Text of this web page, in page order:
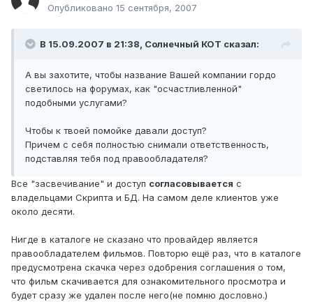
Опубликовано 15 сентября, 2007
В 15.09.2007 в 21:38, Солнечный КОТ сказал:
А вы захотите, чтобы название Вашей компании гордо
светилось на форумах, как "осчастливленной"
подобными услугами?
Чтобы к твоей помойке давали доступ?
Причем с себя полностью снимали ответственность,
подставляя тебя под правообладателя?
Все "засвечивание" и доступ согласовывается с
владельцами Скрипта и БД. На самом деле клиентов уже
около десяти.
Нигде в каталоге не сказано что провайдер является
правообладателем фильмов. Повторю ещё раз, что в каталоге
предусмотрена скачка через одобрения соглашения о том,
что фильм скачивается для ознакомительного просмотра и
будет сразу же удален после него(не помню дословно.)